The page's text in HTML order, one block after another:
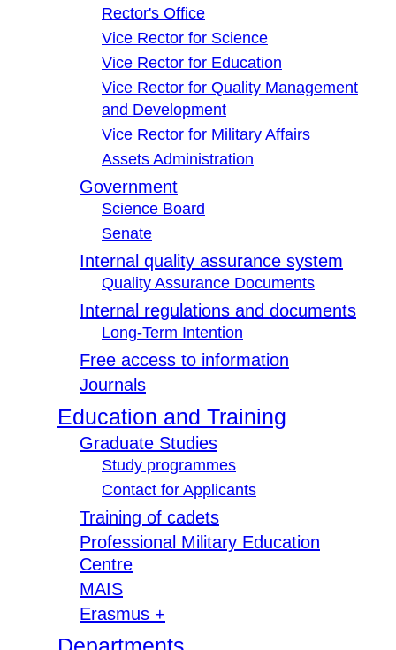
Rector's Office
Vice Rector for Science
Vice Rector for Education
Vice Rector for Quality Management
and Development
Vice Rector for Military Affairs
Assets Administration
Government
Science Board
Senate
Internal quality assurance system
Quality Assurance Documents
Internal regulations and documents
Long-Term Intention
Free access to information
Journals
Education and Training
Graduate Studies
Study programmes
Contact for Applicants
Training of cadets
Professional Military Education
Centre
MAIS
Erasmus +